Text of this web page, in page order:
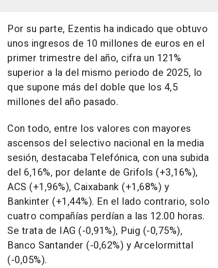
Por su parte, Ezentis ha indicado que obtuvo
unos ingresos de 10 millones de euros en el
primer trimestre del año, cifra un 121%
superior a la del mismo periodo de 2025, lo
que supone más del doble que los 4,5
millones del año pasado.
Con todo, entre los valores con mayores
ascensos del selectivo nacional en la media
sesión, destacaba Telefónica, con una subida
del 6,16%, por delante de Grifols (+3,16%),
ACS (+1,96%), Caixabank (+1,68%) y
Bankinter (+1,44%). En el lado contrario, solo
cuatro compañías perdían a las 12.00 horas.
Se trata de IAG (-0,91%), Puig (-0,75%),
Banco Santander (-0,62%) y Arcelormittal
(-0,05%).